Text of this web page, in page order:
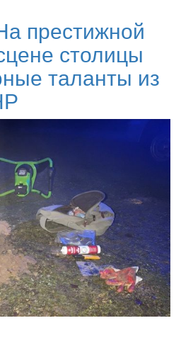
престижной
столицы
таланты из